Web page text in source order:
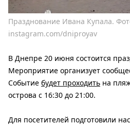
Празднование Ивана Купала.
instagram.com/dniproyav
В Днепре 20 июня состоится
Мероприятие организует
Событие будет проходить на
острова с 16:30 до 21:00.
Для посетителей подготовили